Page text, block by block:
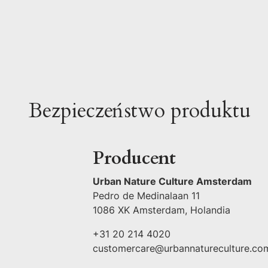
Bezpieczeństwo produktu
Producent
Urban Nature Culture Amsterdam
Pedro de Medinalaan 11
1086 XK Amsterdam, Holandia
+31 20 214 4020